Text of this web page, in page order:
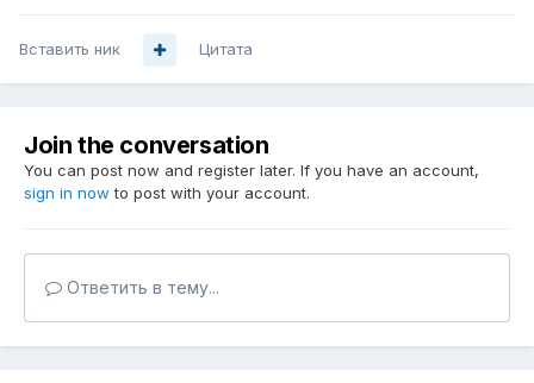
Вставить ник Цитата
Join the conversation
You can post now and register later. If you have an account,
sign in now to post with your account.
Ответить в тему...